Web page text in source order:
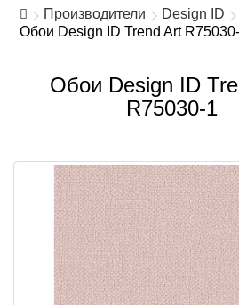
Производители Design ID
Обои Design ID Trend Art
Обои Design ID
R75030-1